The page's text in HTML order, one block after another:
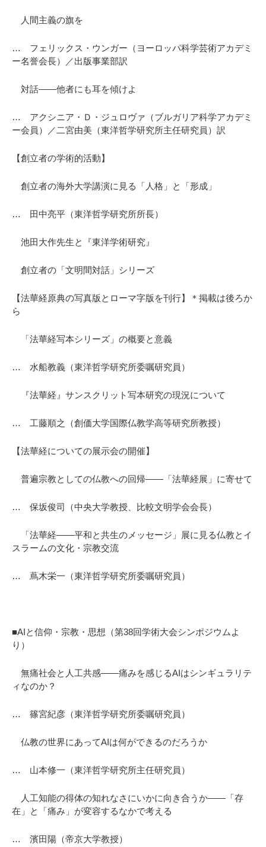
人間主義の旗を
… フェリックス・ウンガー（ヨーロッパ科学芸術アカデミ
ー名誉会長）／出版事業部訳
対話——他者にも耳を傾けよ
… アクシニア・Ｄ・ジュロヴァ（ブルガリア科学アカデミ
ー会員）／二宮由美（東洋哲学研究所主任研究員）訳
【創立者の学術的活動】
創立者の海外大学講演に見る「人格」と「形成」
… 田中亮平（東洋哲学研究所所長）
池田大作先生と『東洋学術研究』
創立者の「文明間対話」シリーズ
【法華経原典の写真版とローマ字版を刊行】＊掲載は後ろか
ら
「法華経写本シリーズ」の概要と意義
… 水船教義（東洋哲学研究所委嘱研究員）
『法華経』サンスクリット写本研究の現況について
… 工藤順之（創価大学国際仏教学高等研究所教授）
【法華経についての展示会の開催】
普遍宗教としての仏教への回帰――「法華経展」に寄せて
… 保坂俊司（中央大学教授、比較文明学会会長）
「法華経――平和と共生のメッセージ」展に見る仏教とイ
スラームの文化・宗教交流
… 蔦木栄一（東洋哲学研究所委嘱研究員）
■AIと信仰・宗教・思想（第38回学術大会シンポジウムよ
り）
無痛社会と人工共感――痛みを感じるAIはシンギュラリテ
ィなのか？
… 篠宮紀彦（東洋哲学研究所委嘱研究員）
仏教の世界にあってAIは何ができるのだろうか
… 山本修一（東洋哲学研究所主任研究員）
人工知能の得体の知れなさにいかに向き合うか――「存
在」と「痛み」が変容するなかで考える
… 濱田陽（帝京大学教授）